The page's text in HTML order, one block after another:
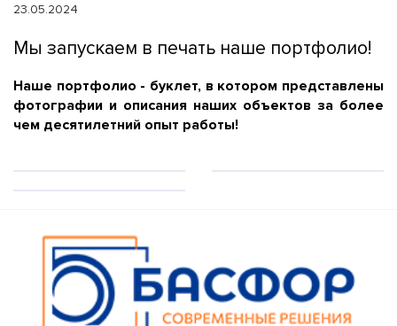
23.05.2024
Мы запускаем в печать наше портфолио!
Наше портфолио - буклет, в котором представлены
фотографии и описания наших объектов за более
чем десятилетний опыт работы!